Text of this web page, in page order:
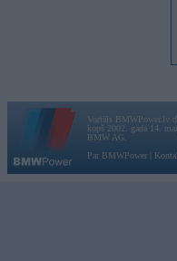
Vortāls BMWPower.lv
kopš 2002. gada 14.
BMW AG.
Par BMWPower